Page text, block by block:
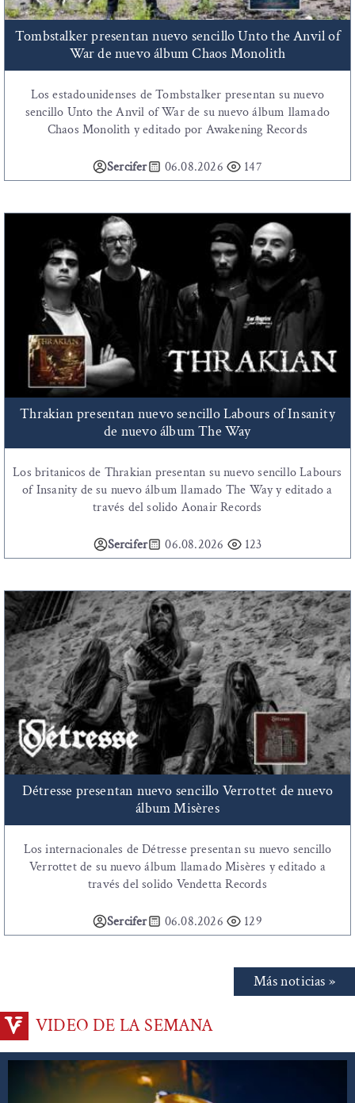
Tombstalker presentan nuevo sencillo Unto the Anvil of
War de nuevo álbum Chaos Monolith
Los estadounidenses de Tombstalker presentan su nuevo
sencillo Unto the Anvil of War de su nuevo álbum llamado
Chaos Monolith y editado por Awakening Records
Sercifer 06.08.2026 147
Thrakian presentan nuevo sencillo Labours of Insanity
de nuevo álbum The Way
Los britanicos de Thrakian presentan su nuevo sencillo Labours
of Insanity de su nuevo álbum llamado The Way y editado a
través del solido Aonair Records
Sercifer 06.08.2026 123
Détresse presentan nuevo sencillo Verrottet de nuevo
álbum Misères
Los internacionales de Détresse presentan su nuevo sencillo
Verrottet de su nuevo álbum llamado Misères y editado a
través del solido Vendetta Records
Sercifer 06.08.2026 129
Más noticias »
VIDEO DE LA SEMANA